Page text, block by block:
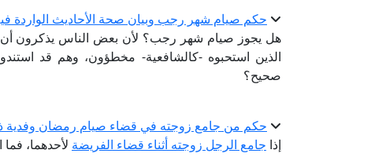
حكم صيام شهر رجب وبيان صحة الأحاديث الواردة
هل يجوز صيام شهر رجب؟ لأن بعض الناس يذكرون
الذين استحبوه -كالشافعية- مخطؤون، وهم قد
صحيح؟
حكم من جامع زوجته في قضاء صيام رمضان وفدية
إذا جامع الرجل زوجته أثناء قضاء الفريضة لأحدهما،